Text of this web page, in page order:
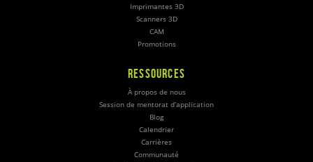
Imprimantes 3D
Scanners 3D
CAM
Promotions
RESSOURCES
À propos de nous
Session de mentorat d’application
Blog
Calendrier
Carrières
Communauté